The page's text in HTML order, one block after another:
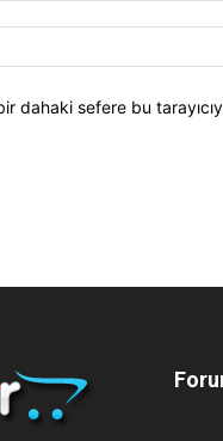
dahaki sefere bu